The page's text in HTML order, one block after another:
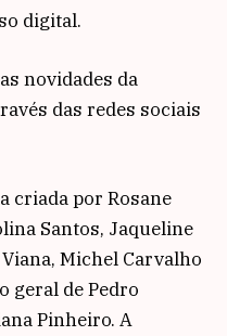
digital.
novidades da
das redes sociais
criada por Rosane
Santos, Jaqueline
Michel Carvalho
geral de Pedro
Pinheiro. A